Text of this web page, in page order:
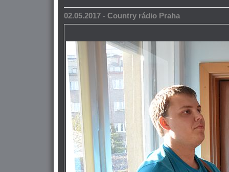
02.05.2017 - Country rádio Praha